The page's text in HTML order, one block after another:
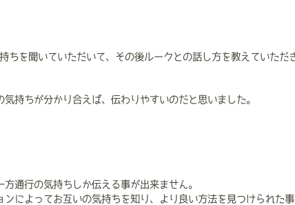
ちを聞いていただいて、その後ルークとの話し方を教えていた
気持ちが分かり合えば、伝わりやすいのだと思いました。
方通行の気持ちしか伝える事が出来ません。
ンによってお互いの気持ちを知り、より良い方法を見つけられた事